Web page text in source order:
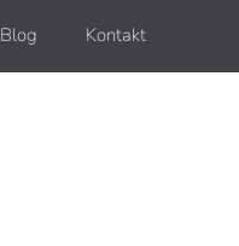
Blog Kontakt